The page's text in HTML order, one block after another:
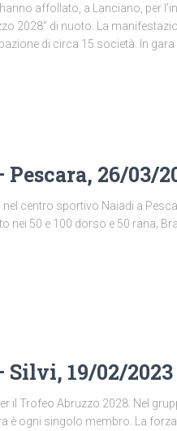
affollato, a Lanciano, per
2028” di nuoto. La
di circa 15 società. In gara
26/03/
nel centro sportivo Naiadi a
nei 50 e 100 dorso e 50 rana;
Silvi, 19/02/2023
il Trofeo Abruzzo 2028. Nel
è ogni singolo membro. La